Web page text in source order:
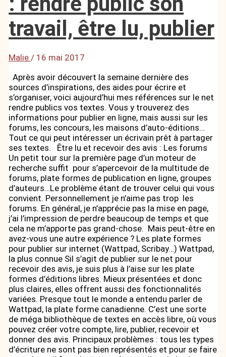
travail, être lu, publier
Malie/ 16 mai 2017
Après avoir découvert la semaine dernière des
sources d’inspirations, des aides pour écrire et
s’organiser, voici aujourd’hui mes références sur le net
rendre publics vos textes. Vous y trouverez des
informations pour publier en ligne, mais aussi sur les
forums, les concours, les maisons d’auto-éditions…
Tout ce qui peut intéresser un écrivain prêt à partager
ses textes. Être lu et recevoir des avis : Les forums
Un petit tour sur la première page d’un moteur de
recherche suffit pour s’apercevoir de la multitude de
forums, plate formes de publication en ligne, groupes
d’auteurs…Le problème étant de trouver celui qui vous
convient. Personnellement je n’aime pas trop les
forums. En général, je n’apprécie pas la mise en page,
j’ai l’impression de perdre beaucoup de temps et que
cela ne m’apporte pas grand-chose. Mais peut-être en
avez-vous une autre expérience ? Les plate formes
pour publier sur internet (Wattpad, Scribay…) Wattpad,
la plus connue Sil s’agit de publier sur le net pour
recevoir des avis, je suis plus à l’aise sur les plate
formes d’éditions libres. Mieux présentées et donc
plus claires, elles offrent aussi des fonctionnalités
variées. Presque tout le monde a entendu parler de
Wattpad, la plate forme canadienne. C’est une sorte
de méga bibliothèque de textes en accès libre, où vous
pouvez créer votre compte, lire, publier, recevoir et
donner des avis. Principaux problèmes : tous les types
d’écriture ne sont pas bien représentés et pour se faire